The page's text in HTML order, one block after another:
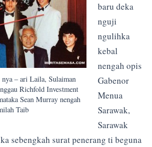
– ari Laila, Sulaiman
Richfold Investment
Sean Murray nengah
Taib
baru deka
nguji
ngulihka
kebal
nengah opis
Gabenor
Menua
Sarawak,
Sarawak
sebengkah surat penerang ti beguna